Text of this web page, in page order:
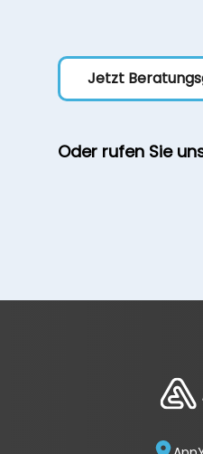
Jetzt
Oder rufen Sie